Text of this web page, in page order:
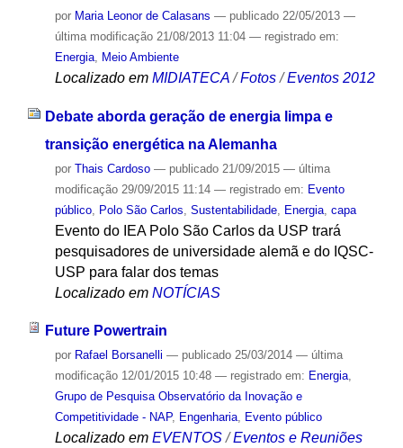
por Maria Leonor de Calasans — publicado22/05/2013 —
última modificação21/08/2013 11:04 — registrado em:
Energia, Meio Ambiente
Localizado em MIDIATECA /Fotos /Eventos 2012
Debate aborda geração de energia limpa e
transição energética na Alemanha
por Thais Cardoso — publicado21/09/2015 — última
modificação29/09/2015 11:14 — registrado em: Evento
público, Polo São Carlos Sustentabilidade, Energia, capa
Evento do IEA Polo São Carlos da USP trará
pesquisadores de universidade alemã e do IQSC-
USP para falar dos temas
Localizado em NOTÍCIAS
Future Powertrain
por Rafael Borsanelli — publicado25/03/2014 — última
modificação12/01/2015 10:48 — registrado em: Energia,
Grupo de Pesquisa Observatório da Inovação e
Competitividade - NAP, Engenharia, Evento público
Localizado em EVENTOS /Eventos e Reuniões